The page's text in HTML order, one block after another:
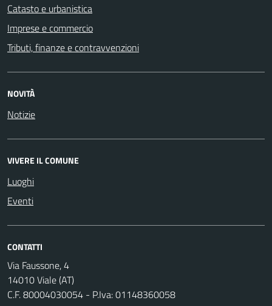
Catasto e urbanistica
Imprese e commercio
Tributi, finanze e contravvenzioni
NOVITÀ
Notizie
VIVERE IL COMUNE
Luoghi
Eventi
CONTATTI
Via Faussone, 4
14010 Viale (AT)
C.F. 80004030054 - P.Iva: 01148360058